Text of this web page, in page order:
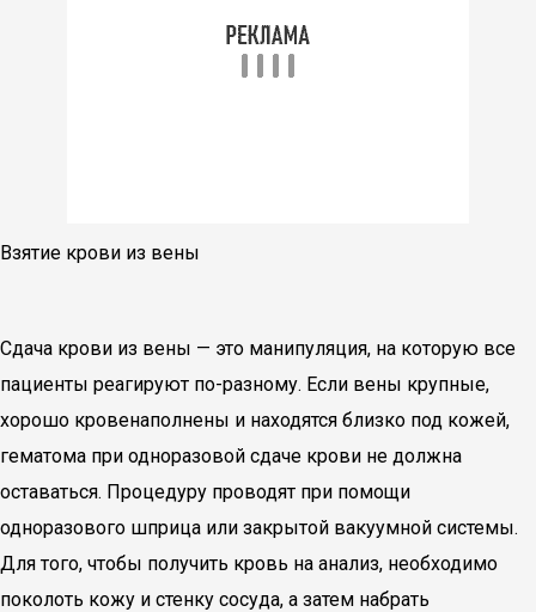
Взятие крови из вены
Сдача крови из вены — это манипуляция, на которую все
пациенты реагируют по-разному. Если вены крупные,
хорошо кровенаполнены и находятся близко под кожей,
гематома при одноразовой сдаче крови не должна
оставаться. Процедуру проводят при помощи
одноразового шприца или закрытой вакуумной системы.
Для того, чтобы получить кровь на анализ, необходимо
поколоть кожу и стенку сосуда, а затем набрать